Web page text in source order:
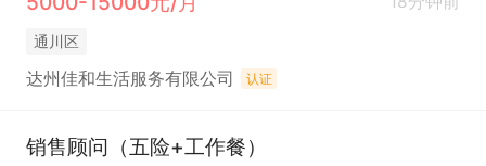
通川区
达州佳和生活服务有限公司 认证
销售顾问（五险+工作餐）